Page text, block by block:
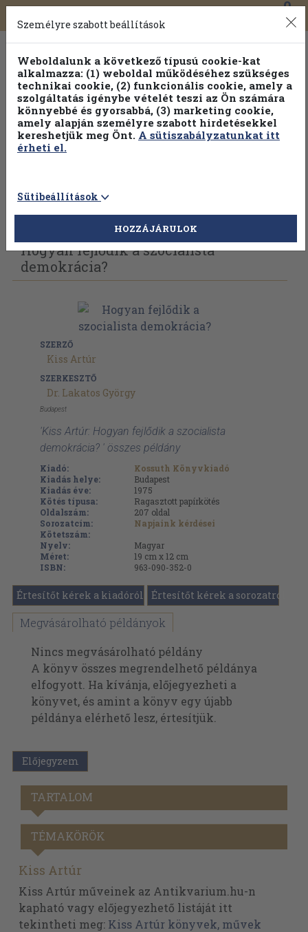
Toggle
navigation
0
Vissza az előző oldalra Válasszon példányt
Hogyan fejlődik a szocialista
demokrácia?
SZERZŐ
Kiss Artúr
SZERKESZTŐ
Dr. Lakatos György
Budapest
'Kiss Artúr: Hogyan fejlődik a szocialista
demokrácia? ' összes példány
Kiadó:
Kossuth Könyvkiadó
Kiadás helye:
Budapest
Kiadás éve:
1975
Kötés típusa:
Ragasztott papírkötés
Oldalszám:
207 oldal
Sorozatcím:
Napjaink kérdései
Kötetszám:
Nyelv:
Magyar
Méret:
19 cm x 12 cm
ISBN:
963-090-352-0
Értesítőt kérek a kiadóról Értesítőt kérek a sorozatról
Megvásárolható példányok
Nincs megvásárolható példány
A könyv összes megrendelhető példánya
elfogyott. Ha kívánja, előjegyezheti a
könyvet, és amint a könyv egy újabb
példánya elérhető lesz, értesítjük.
Előjegyzem
TARTALOM
TÉMAKÖRÖK
Kiss Artúr
Kiss Artúr műveinek az Antikvarium.hu-n
kapható vagy előjegyezhető listáját itt
tekintheti meg: Kiss Artúr könyvek, művek
Személyre szabott beállítások
Weboldalunk a következő típusú cookie-kat
alkalmazza: (1) weboldal működéséhez szükséges
technikai cookie, (2) funkcionális cookie, amely a
szolgáltatás igénybe vételét teszi az Ön számára
könnyebbé és gyorsabbá, (3) marketing cookie,
amely alapján személyre szabott hirdetésekkel
kereshetjük meg Önt. A sütiszabályzatunkat itt
érheti el.
Sütibeállítások
HOZZÁJÁRULOK